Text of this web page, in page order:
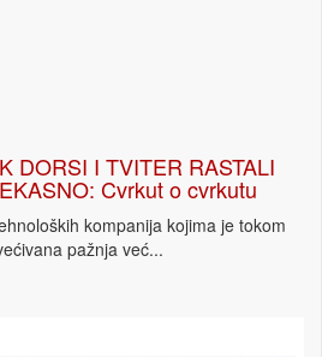
DORSI I TVITER RASTALI
Cvrkut o cvrkutu
kompanija kojima je tokom
pažnja već...